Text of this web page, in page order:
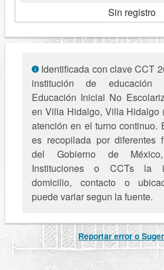
Sin registro
Identificada con clave CCT
institución de educación
Educación Inicial No
en Villa Hidalgo, Villa Hidalgo
atención en el turno continuo.
es recopilada por diferentes
del Gobierno de
Instituciones o CCTs la
domicilio, contacto o
puede variar segun la fuente.
Reportar error o